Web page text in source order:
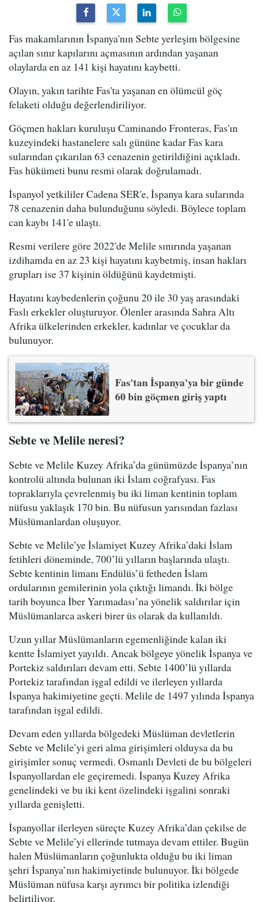
Fas makamlarının İspanya'nın Sebte yerleşim bölgesine
açılan sınır kapılarını açmasının ardından yaşanan
olaylarda en az 141 kişi hayatını kaybetti.
Olayın, yakın tarihte Fas'ta yaşanan en ölümcül göç
felaketi olduğu değerlendiriliyor.
Göçmen hakları kuruluşu Caminando Fronteras, Fas'ın
kuzeyindeki hastanelere salı gününe kadar Fas kara
sularından çıkarılan 63 cenazenin getirildiğini açıkladı.
Fas hükümeti bunu resmi olarak doğrulamadı.
İspanyol yetkililer Cadena SER'e, İspanya kara sularında
78 cenazenin daha bulunduğunu söyledi. Böylece toplam
can kaybı 141'e ulaştı.
Resmi verilere göre 2022'de Melile sınırında yaşanan
izdihamda en az 23 kişi hayatını kaybetmiş, insan hakları
grupları ise 37 kişinin öldüğünü kaydetmişti.
Hayatını kaybedenlerin çoğunu 20 ile 30 yaş arasındaki
Faslı erkekler oluşturuyor. Ölenler arasında Sahra Altı
Afrika ülkelerinden erkekler, kadınlar ve çocuklar da
bulunuyor.
Fas'tan İspanya'ya bir günde
60 bin göçmen giriş yaptı
Sebte ve Melile neresi?
Sebte ve Melile Kuzey Afrika’da günümüzde İspanya’nın
kontrolü altında bulunan iki İslam coğrafyası. Fas
topraklarıyla çevrelenmiş bu iki liman kentinin toplam
nüfusu yaklaşık 170 bin. Bu nüfusun yarısından fazlası
Müslümanlardan oluşuyor.
Sebte ve Melile’ye İslamiyet Kuzey Afrika’daki İslam
fetihleri döneminde, 700’lü yılların başlarında ulaştı.
Sebte kentinin limanı Endülüs’ü fetheden İslam
ordularının gemilerinin yola çıktığı limandı. İki bölge
tarih boyunca İber Yarımadası’na yönelik saldırılar için
Müslümanlarca askeri birer üs olarak da kullanıldı.
Uzun yıllar Müslümanların egemenliğinde kalan iki
kentte İslamiyet yayıldı. Ancak bölgeye yönelik İspanya ve
Portekiz saldırıları devam etti. Sebte 1400’lü yıllarda
Portekiz tarafından işgal edildi ve ilerleyen yıllarda
İspanya hakimiyetine geçti. Melile de 1497 yılında İspanya
tarafından işgal edildi.
Devam eden yıllarda bölgedeki Müslüman devletlerin
Sebte ve Melile’yi geri alma girişimleri olduysa da bu
girişimler sonuç vermedi. Osmanlı Devleti de bu bölgeleri
İspanyollardan ele geçiremedi. İspanya Kuzey Afrika
genelindeki ve bu iki kent özelindeki işgalini sonraki
yıllarda genişletti.
İspanyollar ilerleyen süreçte Kuzey Afrika’dan çekilse de
Sebte ve Melile’yi ellerinde tutmaya devam ettiler. Bugün
halen Müslümanların çoğunlukta olduğu bu iki liman
şehri İspanya’nın hakimiyetinde bulunuyor. İki bölgede
Müslüman nüfusa karşı ayrımcı bir politika izlendiği
belirtiliyor.